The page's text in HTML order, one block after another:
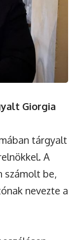
Giorgia
tárgyalt
A
számolt be,
nevezte a